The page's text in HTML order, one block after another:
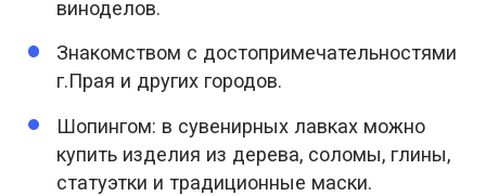
виноделов.
Знакомством с достопримечательностями
г.Прая и других городов.
Шопингом: в сувенирных лавках можно
купить изделия из дерева, соломы, глины,
статуэтки и традиционные маски.